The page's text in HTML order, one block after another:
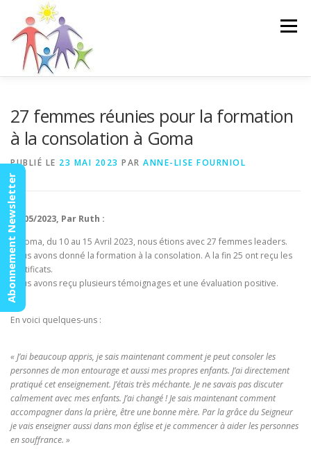
contenu
Menu
27 femmes réunies pour la formation
à la consolation à Goma
PUBLIÉ LE 23 MAI 2023 PAR ANNE-LISE FOURNIOL
16/05/2023, Par Ruth :
A Goma, du 10 au 15 Avril 2023, nous étions avec 27 femmes leaders.
Nous avons donné la formation à la consolation. A la fin 25 ont reçu les
Certificats.
Nous avons reçu plusieurs témoignages et une évaluation positive.
En voici quelques-uns :
« J’ai beaucoup appris, je sais maintenant comment je peut consoler les
personnes de mon entourage et aussi mes propres enfants. J’ai directement
pratiqué cet enseignement. J’étais très méchante. Je ne savais pas discuter
calmement avec mes enfants. J’ai changé ! Je sais maintenant comment
accompagner dans la prière, être une bonne mère. Par la grâce du Seigneur
je vais enseigner aussi dans mon église et je commencer à aider les personnes
en souffrance. »
Abonnement Newsletter